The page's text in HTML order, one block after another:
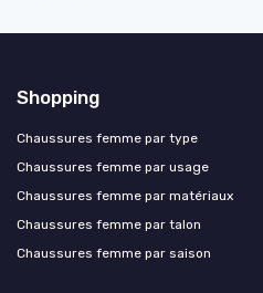
Shopping
Chaussures femme par type
Chaussures femme par usage
Chaussures femme par matériaux
Chaussures femme par talon
Chaussures femme par saison